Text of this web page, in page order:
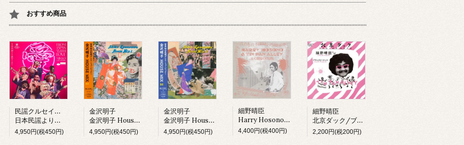
おすすめ商品
民謡クルセイダーズ
日本民謡より愛をこめて (LP)
4,950円(税450円)
金沢明子
金沢明子 House Mix I (LP)
4,950円(税450円)
金沢明子
金沢明子 House Mix II (LP)
4,950円(税450円)
細野晴臣
Harry Hosono & Tin Pan Alley In China Town (LP)
4,400円(税400円)
細野晴臣
北京ダック/ブラックピーナッツ
2,200円(税200円)